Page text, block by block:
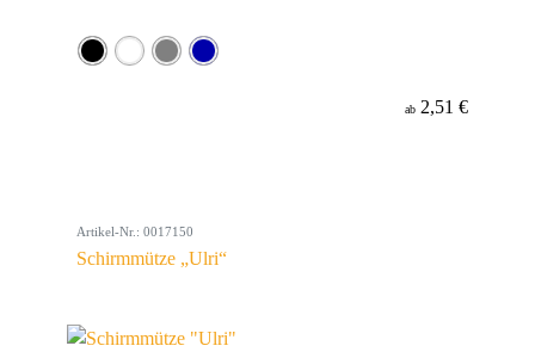
ab 2,51 €
Artikel-Nr.: 0017150
Schirmmütze „Ulri“